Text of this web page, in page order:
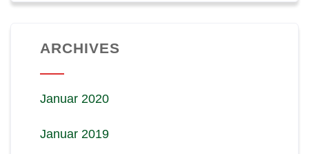
ARCHIVES
Januar 2020
Januar 2019